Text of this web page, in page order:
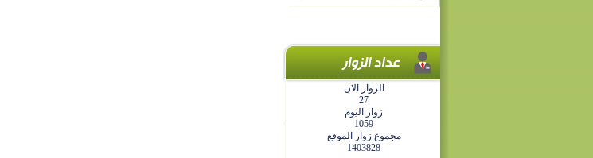
الزوار الان
27
زوار اليوم
1059
مجموع زوار الموقع
1403828